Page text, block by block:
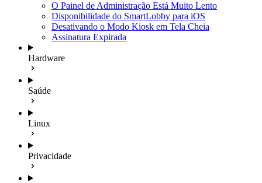
O Painel de Administração Está Muito Lento
Disponibilidade do SmartLobby para iOS
Desativando o Modo Kiosk em Tela Cheia
Assinatura Expirada
Hardware
Saúde
Linux
Privacidade